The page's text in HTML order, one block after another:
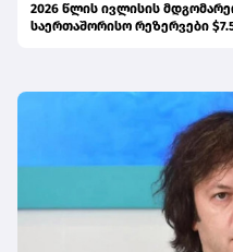
2026 წლის ივლისის
საერთაშორისო რეზერვები